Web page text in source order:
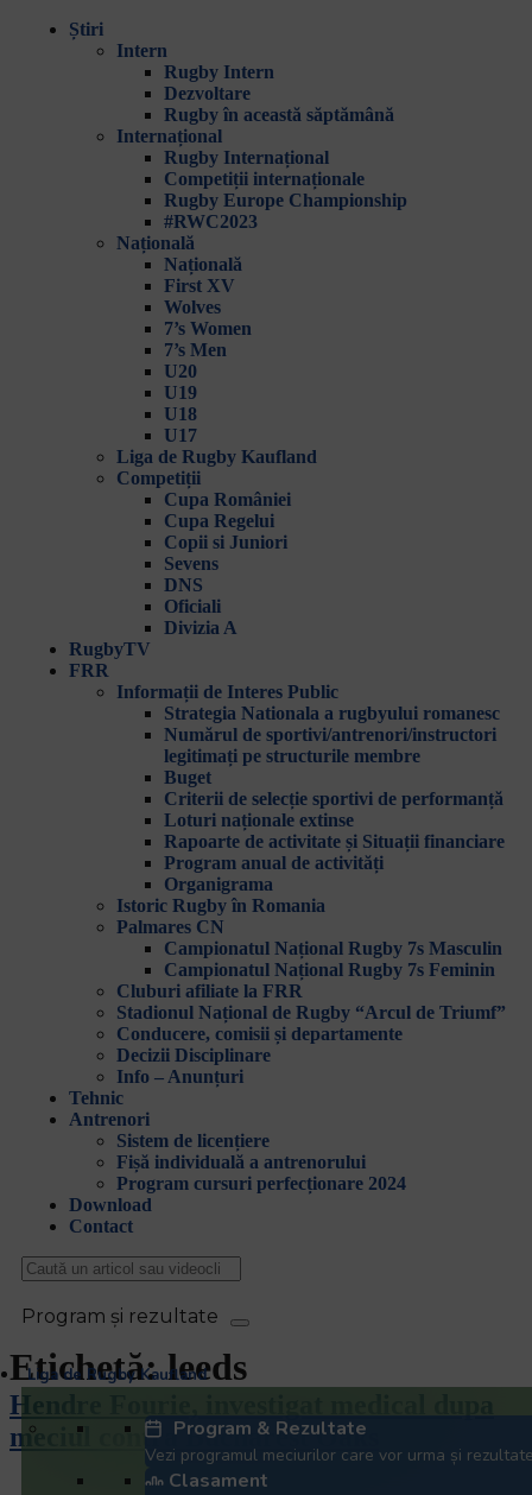
Știri
Intern
Rugby Intern
Dezvoltare
Rugby în această săptămână
Internațional
Rugby Internațional
Competiții internaționale
Rugby Europe Championship
#RWC2023
Națională
Națională
First XV
Wolves
7’s Women
7’s Men
U20
U19
U18
U17
Liga de Rugby Kaufland
Competiții
Cupa României
Cupa Regelui
Copii si Juniori
Sevens
DNS
Oficiali
Divizia A
RugbyTV
FRR
Informații de Interes Public
Strategia Nationala a rugbyului romanesc
Numărul de sportivi/antrenori/instructori
legitimați pe structurile membre
Buget
Criterii de selecție sportivi de performanță
Loturi naționale extinse
Rapoarte de activitate și Situații financiare
Program anual de activități
Organigrama
Istoric Rugby în Romania
Palmares CN
Campionatul Național Rugby 7s Masculin
Campionatul Național Rugby 7s Feminin
Cluburi afiliate la FRR
Stadionul Național de Rugby “Arcul de Triumf”
Conducere, comisii și departamente
Decizii Disciplinare
Info – Anunțuri
Tehnic
Antrenori
Sistem de licențiere
Fișă individuală a antrenorului
Program cursuri perfecționare 2024
Download
Contact
Liga de Rugby Kaufland
Program & Rezultate
Vezi programul meciurilor care vor urma și
Clasament
Etichetă:leeds
Hendre Fourie, investigat medical dupa
meciul contra Bucharest Oaks